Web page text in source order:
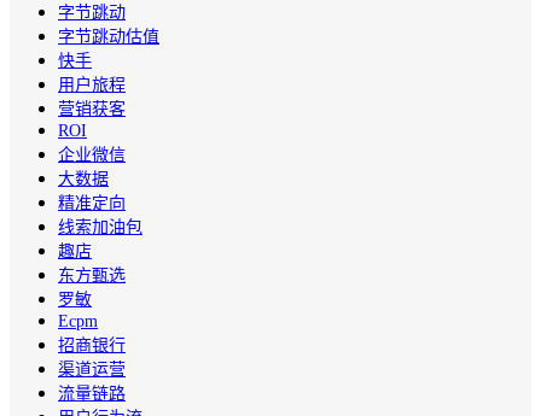
字节跳动
字节跳动估值
快手
用户旅程
营销获客
ROI
企业微信
大数据
精准定向
线索加油包
趣店
东方甄选
罗敏
Ecpm
招商银行
渠道运营
流量链路